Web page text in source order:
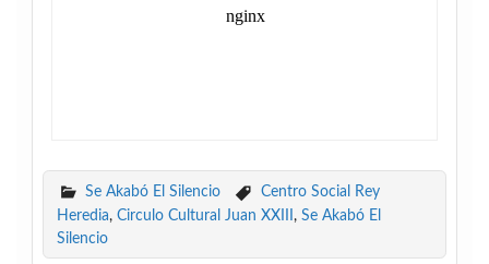
Se Akabó El Silencio
Centro Social Rey
Heredia, Circulo Cultural Juan XXIII , Se Akabó El
Silencio